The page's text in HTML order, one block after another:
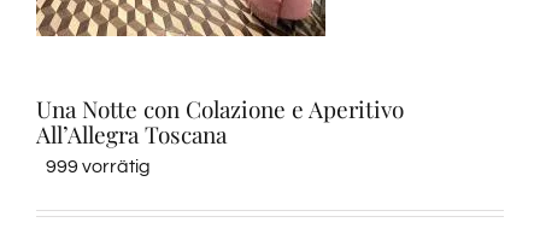
Verkostungen
Weinprobe
Una Notte con Colazione e Aperitivo
All’Allegra Toscana
999 vorrätig